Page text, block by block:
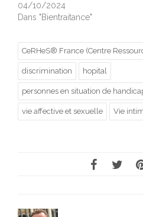
04/10/2024
Dans "Bientraitance"
CeRHeS® France (Centre
discrimination hopital
personnes en situation de
vie affective et sexuelle Vie